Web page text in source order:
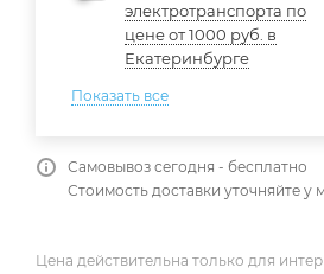
электротранспорта по
цене от 1000 руб. в
Екатеринбурге
Показать все
Самовывоз сегодня - бесплатно
Стоимость доставки уточняйте у
Цена действительна только для